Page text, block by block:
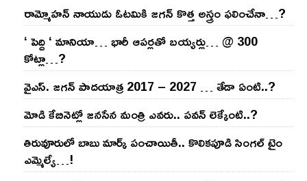
రామ్మోహ‌న్ నాయుడు ఓట‌మికి జ‌గ‌న్ కొత్త అస్త్రం ఫ‌లించేనా…?
‘ పెద్ది ‘ మానియా… భారీ ఆప‌ర్ల‌తో బ‌య్య‌ర్లు… @ 300
కోట్లా…?
వైఎస్‌. జ‌గ‌న్ పాద‌యాత్ర 2017 – 2027 … తేడా ఏంటి..?
మోడి కేబినెట్లో జ‌నసేన మంత్రి ఎవ‌రు.. ప‌వ‌న్ లెక్కేంటి..?
తిరువూరులో బాబు మార్క్ పంచాయితీ.. కొలిక‌పూడి సింగ‌ల్ టైం
ఎమ్మెల్యే…!